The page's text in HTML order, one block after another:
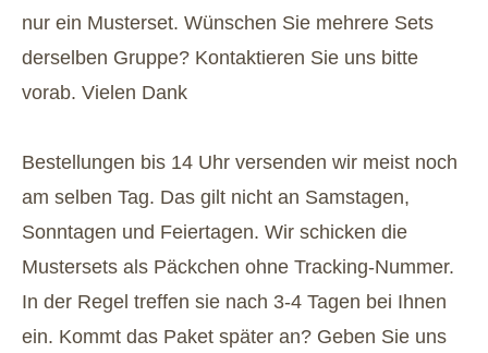
nur ein Musterset. Wünschen Sie mehrere Sets
derselben Gruppe? Kontaktieren Sie uns bitte
vorab. Vielen Dank
Bestellungen bis 14 Uhr versenden wir meist noch
am selben Tag. Das gilt nicht an Samstagen,
Sonntagen und Feiertagen. Wir schicken die
Mustersets als Päckchen ohne Tracking-Nummer.
In der Regel treffen sie nach 3-4 Tagen bei Ihnen
ein. Kommt das Paket später an? Geben Sie uns